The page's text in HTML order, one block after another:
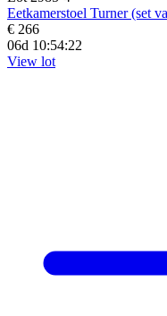
Eetkamerstoel Turner (set
€ 266
06d 10:54:20
View lot